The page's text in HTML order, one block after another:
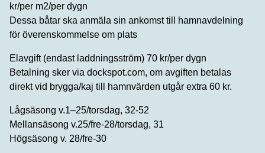
kr/per m2/per dygn
Dessa båtar ska anmäla sin ankomst till hamnavdelning
för överenskommelse om plats
Elavgift (endast laddningsström) 70 kr/per dygn
Betalning sker via dockspot.com, om avgiften betalas
direkt vid brygga/kaj till hamnvärden utgår extra 60 kr.
Lågsäsong v.1–25/torsdag, 32-52
Mellansäsong v.25/fre-28/torsdag, 31
Högsäsong v. 28/fre-30